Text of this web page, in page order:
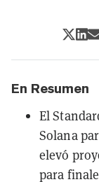
En Resumen
El
Solana
elevó
para